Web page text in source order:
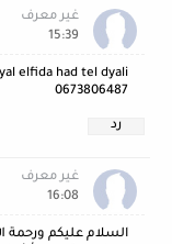
غير معرف
15:39
elfida had tel dyali
0673806487
رد
غير معرف
16:08
السلام عليكم ورحمة